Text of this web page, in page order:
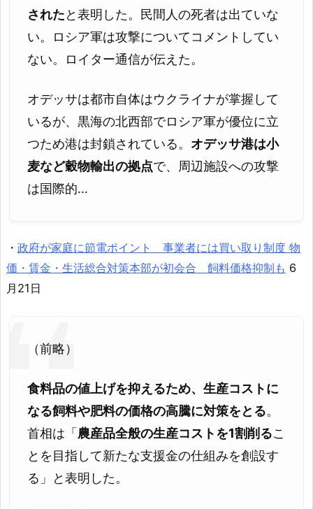
されたと表明した。民間人の死者は出ていな
い。ロシア軍は攻撃についてコメントしてい
ない。ロイター通信が伝えた。
オデッサは都市自体はウクライナが掌握して
いるが、黒海の北西部でロシア軍が優位に立
つため港は封鎖されている。 オデッサ港は小
麦など穀物輸出の拠点で、周辺施設への攻撃
は国際的…
・ 政府が家庭に節電ポイント 事業者には買い取り制度 物
価・賃金・生活総合対策本部が初会合 飼料価格抑制も 6
月21日
（前略）
食料品の値上げを抑えるため、生産コストに
なる飼料や肥料の価格の高騰に対策をとる。
首相は「 農産品全般の生産コストを1割削るこ
とを目指して新たな支援金の仕組みを創設す
る」と表明した。